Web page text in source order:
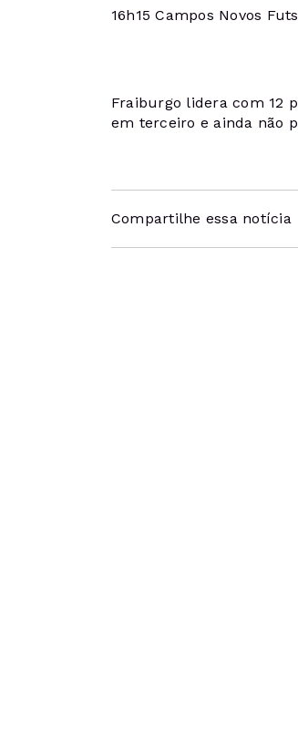
16h15 Campos Novos
Fraiburgo lidera com 12
em terceiro e ainda não
Compartilhe essa notícia